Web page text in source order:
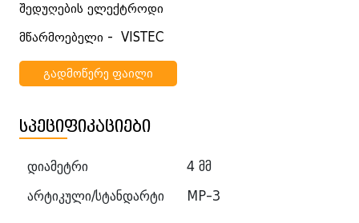
შედუღების ელექტროდი
მწარმოებელი - VISTEC
გადმოწერე ფაილი
სპეციფიკაციები
დიამეტრი
4 მმ
არტიკული/სტანდარტი
MP-3